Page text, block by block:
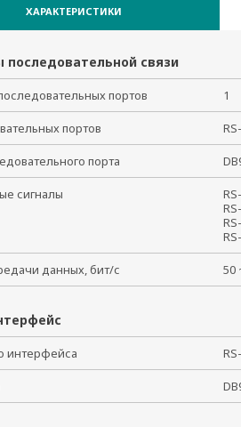
ХАРАКТЕРИСТИКИ
последовательной связи
портов 1
портов
порта
сигналы
данных, бит/с 50
интерфейса